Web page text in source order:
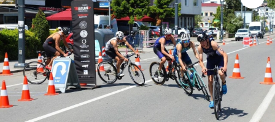
Buz Pateni
Çim Hokeyi
Cimnastik
Curling